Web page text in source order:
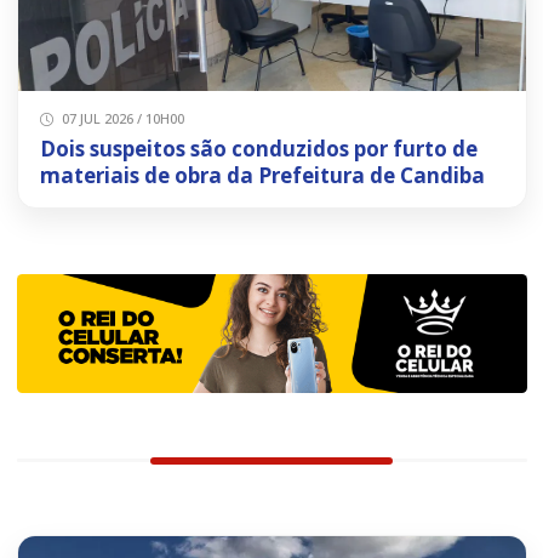
07 JUL 2026 / 10H00
Dois suspeitos são conduzidos por furto de
materiais de obra da Prefeitura de Candiba